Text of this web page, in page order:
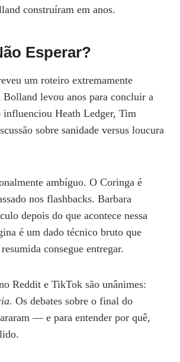
construíram em anos.
Esperar?
um roteiro extremamente
levou anos para concluir a
influenciou Heath Ledger, Tim
sobre sanidade versus loucura
ambíguo. O Coringa é
nos flashbacks. Barbara
depois do que acontece nessa
é um dado técnico bruto que
consegue entregar.
Reddit e TikTok são unânimes:
Os debates sobre o final do
— e para entender por quê,